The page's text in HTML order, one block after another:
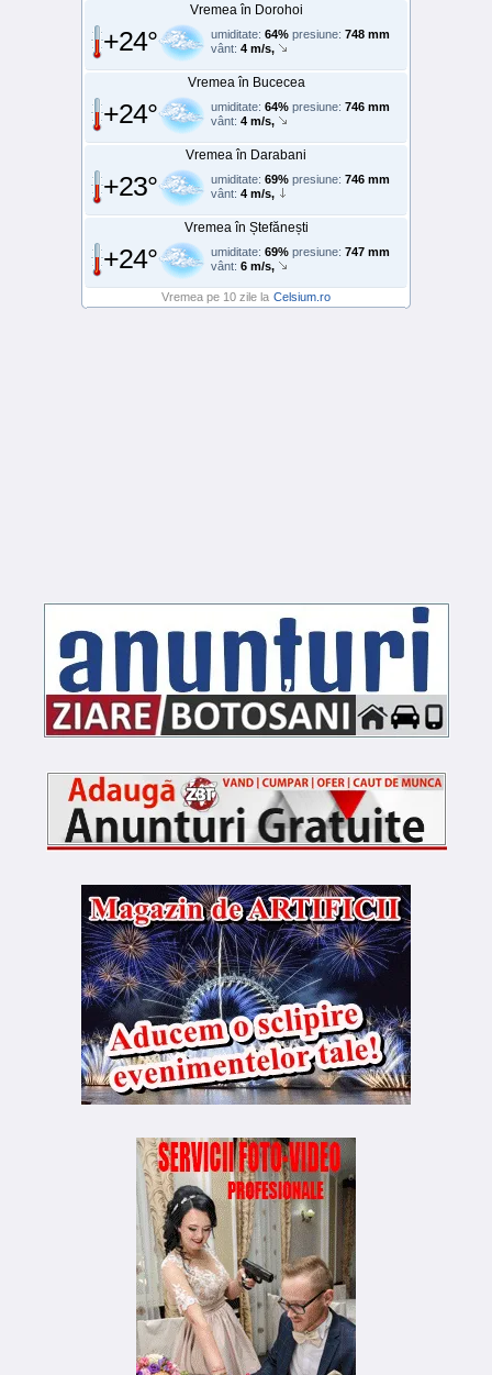
Vremea în Dorohoi
+24° umiditate: 64% presiune: 748 mm
vânt: 4 m/s,
Vremea în Bucecea
+24° umiditate: 64% presiune: 746 mm
vânt: 4 m/s,
Vremea în Darabani
+23° umiditate: 69% presiune: 746 mm
vânt: 4 m/s,
Vremea în Ștefănești
+24° umiditate: 69% presiune: 747 mm
vânt: 6 m/s,
Vremea pe 10 zile la Celsium.ro